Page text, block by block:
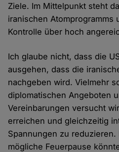
Ziele. Im Mittelpunkt steht
iranischen Atomprogramms
Kontrolle über hoch
Ich glaube nicht, dass die
ausgehen, dass die
nachgeben wird. Vielmehr
diplomatischen Angeboten
Vereinbarungen versucht
erreichen und gleichzeitig
Spannungen zu
mögliche Feuerpause